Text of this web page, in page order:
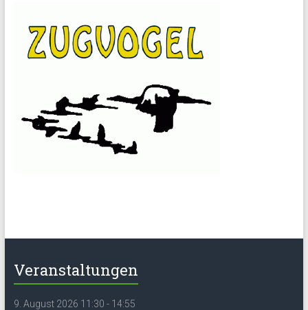
Veranstaltungen
9. August 2026 11:30 - 14:55